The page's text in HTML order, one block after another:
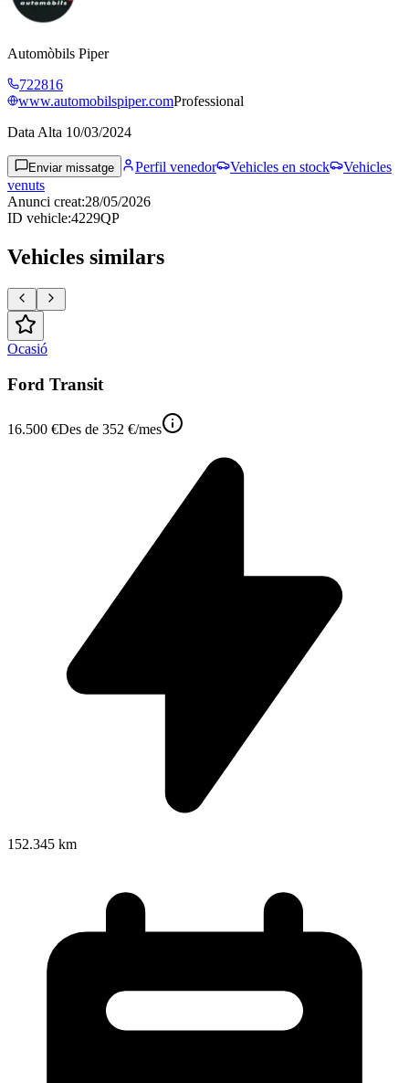
Automòbils Piper
722816
www.automobilspiper.comProfessional
Data Alta 10/03/2024
Enviar missatge Perfil venedor Vehicles en stock
Vehicles
venuts
Anunci creat:28/05/2026
ID vehicle:4229QP
Vehicles similars
Ocasió
Ford Transit
16.500 €Des de 352 €/mes
152.345 km